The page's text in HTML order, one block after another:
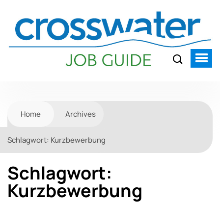
Home Archives
Schlagwort: Kurzbewerbung
Schlagwort:
Kurzbewerbung